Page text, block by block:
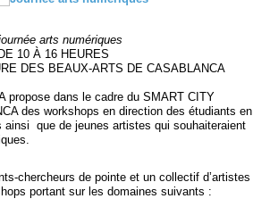
arts numériques
10 À 16 HEURES
DES BEAUX-ARTS DE CASABLANCA
propose dans le cadre du SMART CITY
des workshops en direction des étudiants en
ainsi que de jeunes artistes qui souhaiteraient
chercheurs de pointe et un collectif d’artistes
portant sur les domaines suivants :